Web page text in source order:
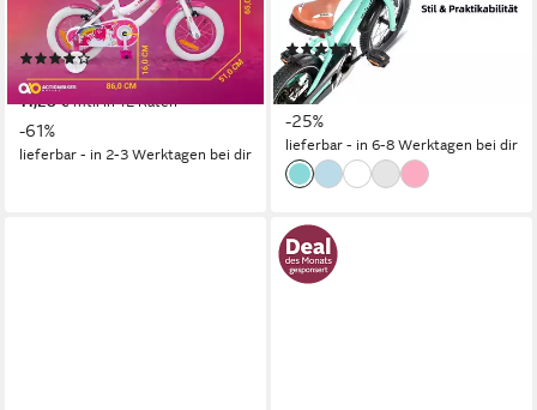
35 kg Zul. Gesamtgewicht
Stahl Rahmen
(40)
ab 123,51 € 319,99 €
11,28 €mtl. in 12 Raten
-61%
lieferbar - in 2-3 Werktagen bei dir
80 kg Zul. Gesamtgewicht
(14)
ab 149,99 € 199,99 €
13,70 €
-25%
lieferbar - in 6-8 Werktagen bei dir